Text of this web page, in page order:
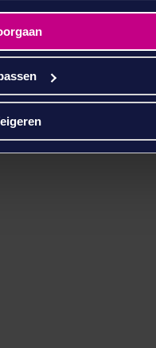
Volledig
compliant.